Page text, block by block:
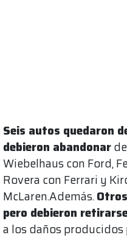
Seis autos quedaron
debieron abandonar
Wiebelhaus con Ford,
Rovera con Ferrari y
McLaren.Además.
pero debieron
a los daños producidos